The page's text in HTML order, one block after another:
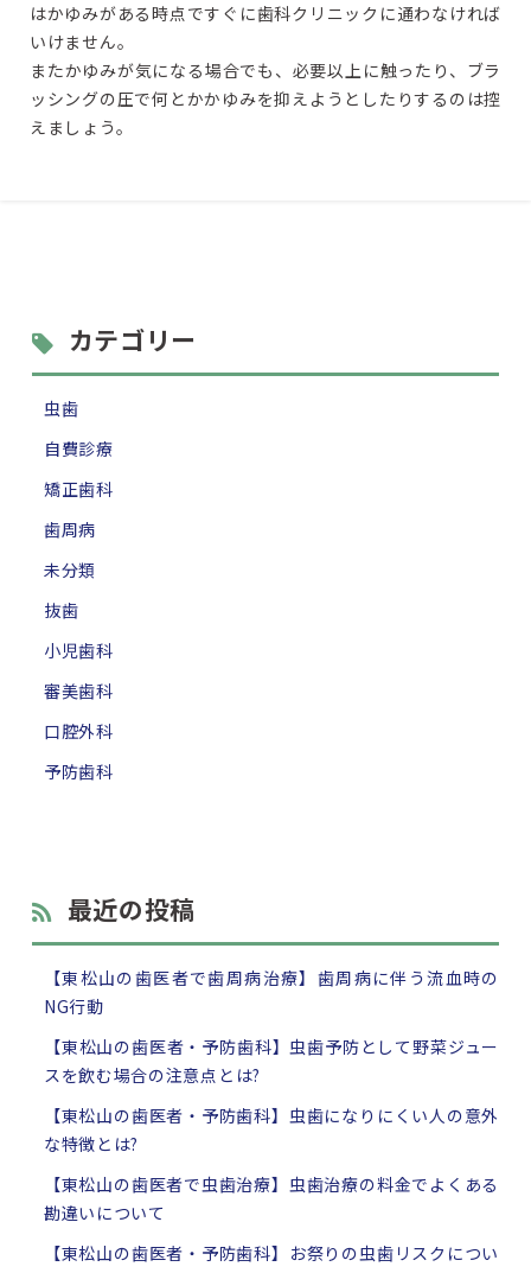
はかゆみがある時点ですぐに歯科クリニックに通わなければ
いけません。
またかゆみが気になる場合でも、必要以上に触ったり、ブラ
ッシングの圧で何とかかゆみを抑えようとしたりするのは控
えましょう。
カテゴリー
虫歯
自費診療
矯正歯科
歯周病
未分類
抜歯
小児歯科
審美歯科
口腔外科
予防歯科
最近の投稿
【東松山の歯医者で歯周病治療】歯周病に伴う流血時の
NG行動
【東松山の歯医者・予防歯科】虫歯予防として野菜ジュー
スを飲む場合の注意点とは?
【東松山の歯医者・予防歯科】虫歯になりにくい人の意外
な特徴とは?
【東松山の歯医者で虫歯治療】虫歯治療の料金でよくある
勘違いについて
【東松山の歯医者・予防歯科】お祭りの虫歯リスクについ